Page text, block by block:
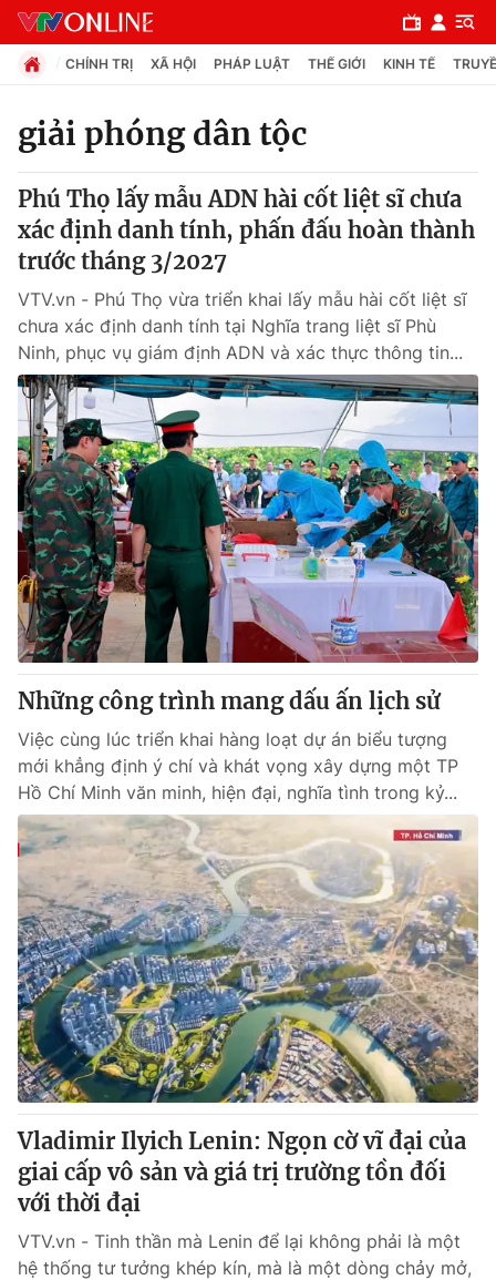
Chuyên mục
Chính trị
Pháp luật
Y tế
Thế giới
Tin tức
Thế giới đó đây
Câu chuyện quốc tế
Kinh tế
Tài chính
Thị trường
Góc doanh nghiệp
Dữ liệu và đời sống
Truyền hình
Phim VTV
Hậu trường
Nhân vật
Khán giả
Giải sao mai
Giải trí
Điện ảnh
Âm nhạc
Sao
Đời sống
Du lịch
Làm đẹp
Chất lượng cuộc sống
Giáo dục
Tuyển sinh
Học trực tuyến
Công nghệ
Hitech Công nghệ tương lai
Sản phẩm
Thị trường
Tư vấn
Giao lưu trực tuyến
Lịch phát sóng
Chuyên mục khác
Emagazine Podcast
Photo Infographic
CHÍNH TRỊ XÃ HỘI PHÁP LUẬT THẾ GIỚI KINH TẾ
giải phóng dân tộc
Phú Thọ lấy mẫu ADN hài cốt liệt sĩ chưa
xác định danh tính, phấn đấu hoàn thành
trước tháng 3/2027
VTV.vn - Phú Thọ vừa triển khai lấy mẫu hài cốt liệt sĩ
chưa xác định danh tính tại Nghĩa trang liệt sĩ Phù
Ninh, phục vụ giám định ADN và xác thực thông tin...
Những công trình mang dấu ấn lịch sử
Việc cùng lúc triển khai hàng loạt dự án biểu tượng
mới khẳng định ý chí và khát vọng xây dựng một TP
Hồ Chí Minh văn minh, hiện đại, nghĩa tình trong kỷ...
Vladimir Ilyich Lenin: Ngọn cờ vĩ đại của
giai cấp vô sản và giá trị trường tồn đối
với thời đại
VTV.vn - Tinh thần mà Lenin để lại không phải là một
hệ thống tư tưởng khép kín, mà là một dòng chảy mở,